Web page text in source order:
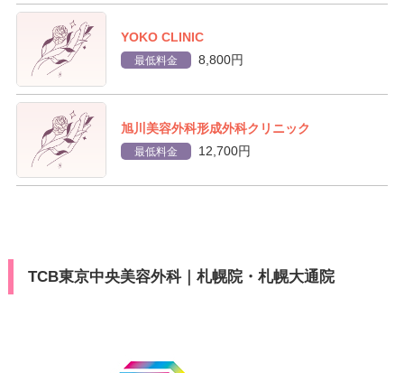
YOKO CLINIC
最低料金 8,800円
旭川美容外科形成外科クリニック
最低料金 12,700円
TCB東京中央美容外科｜札幌院・札幌大通院